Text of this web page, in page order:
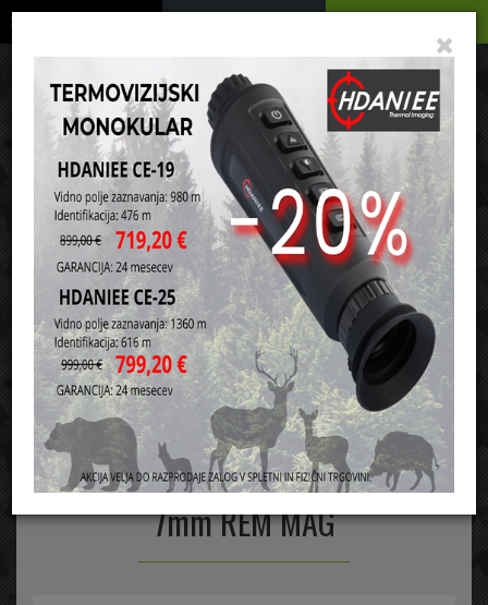
de
Vaša košarica je še prazna
Domov Strelivo
Krogelno strelivo za puške
7mm REM MAG
Razvrsti po: ceni nazivu
7mm REM MAG